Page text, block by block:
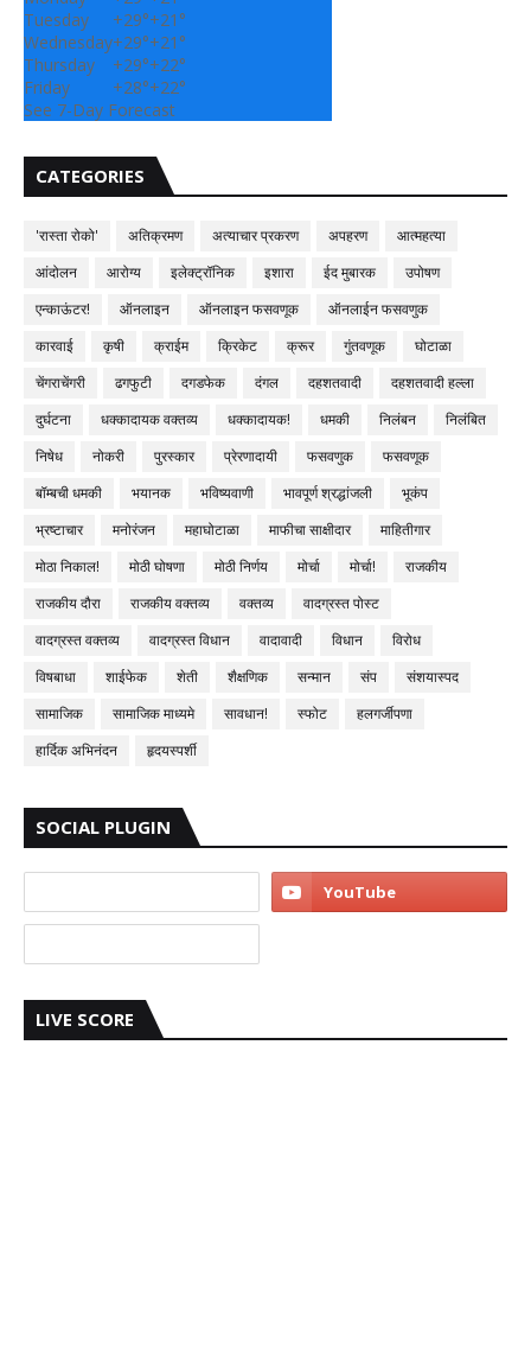
Tuesday
+29°+21°
Wednesday+29°+21°
Thursday
+29°+22°
Friday
+28°+22°
See 7-Day Forecast
CATEGORIES
'रास्ता रोको' अतिक्रमण अत्याचार प्रकरण अपहरण
आत्महत्या
आंदोलन
आरोग्य इलेक्ट्रॉनिक इशारा ईद मुबारक
उपोषण
एन्काऊंटर!
ऑनलाइन ऑनलाइन फसवणूक
ऑनलाईन फसवणुक
कारवाई
कृषी क्राईम क्रिकेट क्रूर गुंतवणूक
घोटाळा
चेंगराचेंगरी
ढगफुटी दगडफेक दंगल दहशतवादी
दहशतवादी हल्ला
दुर्घटना
धक्कादायक वक्तव्य धक्कादायक! धमकी निलंबन
निलंबित
निषेध
नोकरी पुरस्कार प्रेरणादायी फसवणुक
फसवणूक
बॉम्बची धमकी
भयानक भविष्यवाणी भावपूर्ण श्रद्धांजली
भूकंप
भ्रष्टाचार
मनोरंजन महाघोटाळा माफीचा साक्षीदार
माहितीगार
मोठा निकाल!
मोठी घोषणा मोठी निर्णय मोर्चा मोर्चा!
राजकीय
राजकीय दौरा
राजकीय वक्तव्य वक्तव्य
वादग्रस्त पोस्ट
वादग्रस्त वक्तव्य
वादग्रस्त विधान वादावादी विधान
विरोध
विषबाधा
शाईफेक शेती शैक्षणिक सन्मान संप
संशयास्पद
सामाजिक
सामाजिक माध्यमे सावधान! स्फोट
हलगर्जीपणा
हार्दिक अभिनंदन
हृदयस्पर्शी
SOCIAL PLUGIN
LIVE SCORE